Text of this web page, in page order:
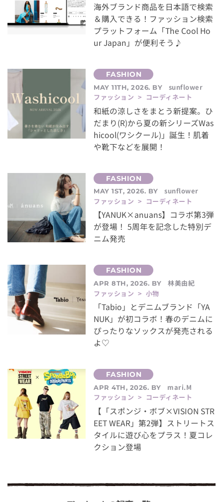
海外ブランド商品を日本語で検索
＆購入できる！ファッション検索
プラットフォーム「The Cool Ho
ur Japan」が便利そう♪
MAY 11TH, 2026. BY
sunflower
ファッション > コーディネート
和紙の涼しさをまとう新提案。ひ
だまり(R)から夏の新シリーズWas
hicool(ワシクール)」誕生！肌着
や靴下などを展開！
MAY 1ST, 2026. BY
sunflower
ファッション > コーディネート
【YANUK×anuans】コラボ第3弾
が登場！ 5周年を記念した特別デ
ニム発売
APR 8TH, 2026. BY
林美由紀
ファッション > 小物
「Tabio」とデニムブランド「YA
NUK」が初コラボ！春のデニムに
ぴったりなソックスが発売される
よ♡
APR 4TH, 2026. BY
mari.M
ファッション > コーディネート
【「スポンジ・ボブ×VISION STR
EET WEAR」第2弾】ストリートス
タイルに遊び心をプラス！夏コレ
クション登場